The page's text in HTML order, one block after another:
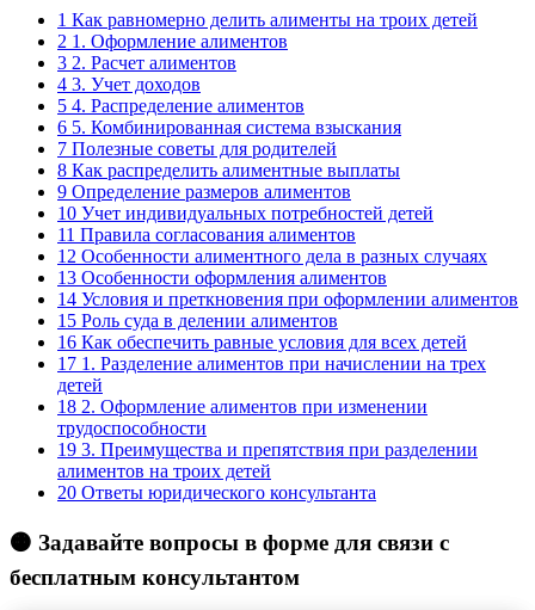
1 Как равномерно делить алименты на троих детей
2 1. Оформление алиментов
3 2. Расчет алиментов
4 3. Учет доходов
5 4. Распределение алиментов
6 5. Комбинированная система взыскания
7 Полезные советы для родителей
8 Как распределить алиментные выплаты
9 Определение размеров алиментов
10 Учет индивидуальных потребностей детей
11 Правила согласования алиментов
12 Особенности алиментного дела в разных случаях
13 Особенности оформления алиментов
14 Условия и преткновения при оформлении алиментов
15 Роль суда в делении алиментов
16 Как обеспечить равные условия для всех детей
17 1. Разделение алиментов при начислении на трех
детей
18 2. Оформление алиментов при изменении
трудоспособности
19 3. Преимущества и препятствия при разделении
алиментов на троих детей
20 Ответы юридического консультанта
🟠 Задавайте вопросы в форме для связи с
бесплатным консультантом